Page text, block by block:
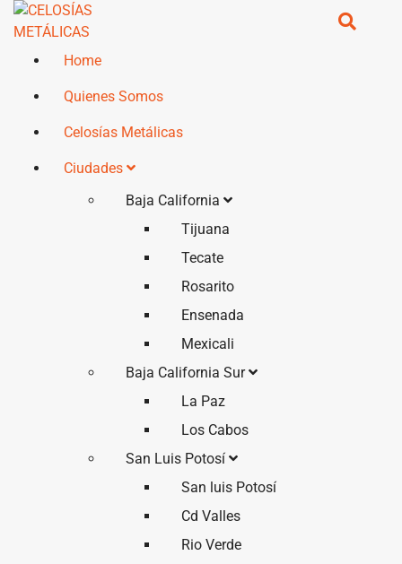
Home
Quienes Somos
Celosías Metálicas
Ciudades
Baja California
Tijuana
Tecate
Rosarito
Ensenada
Mexicali
Baja California Sur
La Paz
Los Cabos
San Luis Potosí
San luis Potosí
Cd Valles
Rio Verde